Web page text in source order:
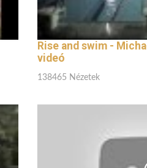
Rise and swim -
videó
138465 Nézetek